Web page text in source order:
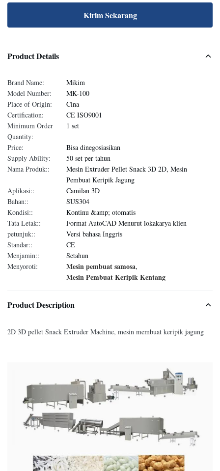
Kirim Sekarang
Product Details
Brand Name:
Mikim
Model Number:
MK-100
Place of Origin:
Cina
Certification:
CE ISO9001
Minimum Order
Quantity:
1 set
Price:
Bisa dinegosiasikan
Supply Ability:
50 set per tahun
Nama Produk::
Mesin Extruder Pellet Snack 3D 2D, Mesin
Pembuat Keripik Jagung
Aplikasi::
Camilan 3D
Bahan::
SUS304
Kondisi::
Kontinu &amp; otomatis
Tata Letak::
Format AutoCAD Menurut lokakarya klien
petunjuk::
Versi bahasa Inggris
Standar::
CE
Menjamin::
Setahun
Menyoroti:
Mesin pembuat samosa,
Mesin Pembuat Keripik Kentang
Product Description
2D 3D pellet Snack Extruder Machine, mesin membuat keripik jagung